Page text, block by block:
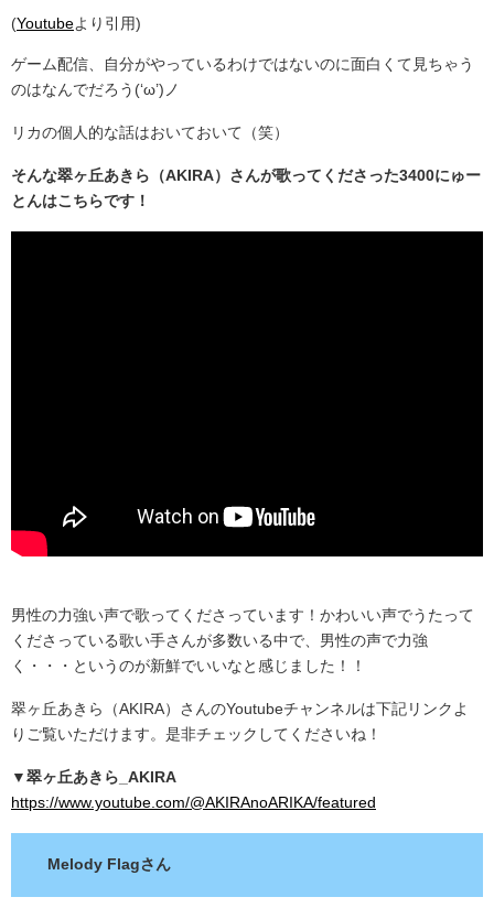
(Youtubeより引用)
ゲーム配信、自分がやっているわけではないのに面白くて見ちゃう
のはなんでだろう(‘ω’)ノ
リカの個人的な話はおいておいて（笑）
そんな翠ヶ丘あきら（AKIRA）さんが歌ってくださった3400にゅー
とんはこちらです！
男性の力強い声で歌ってくださっています！かわいい声でうたって
くださっている歌い手さんが多数いる中で、男性の声で力強
く・・・というのが新鮮でいいなと感じました！！
翠ヶ丘あきら（AKIRA）さんのYoutubeチャンネルは下記リンクよ
りご覧いただけます。是非チェックしてくださいね！
▼翠ヶ丘あきら_AKIRA
https://www.youtube.com/@AKIRAnoARIKA/featured
Melody Flagさん